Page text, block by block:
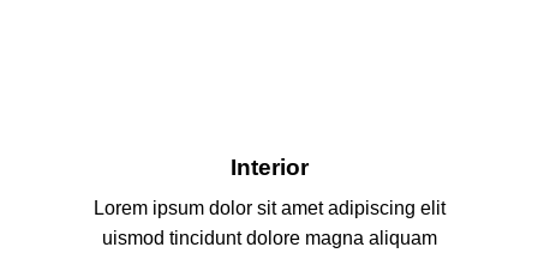
Interior
Lorem ipsum dolor sit amet adipiscing elit
uismod tincidunt dolore magna aliquam